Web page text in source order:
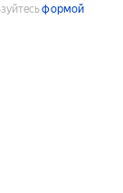
формой